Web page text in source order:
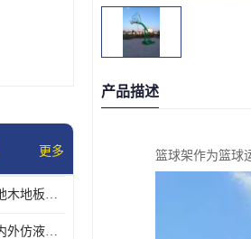
更多
篮球培训班室内场地木地板翻新
带保护套带24秒室内外仿液压篮球架
产品描述
篮球架作为篮球